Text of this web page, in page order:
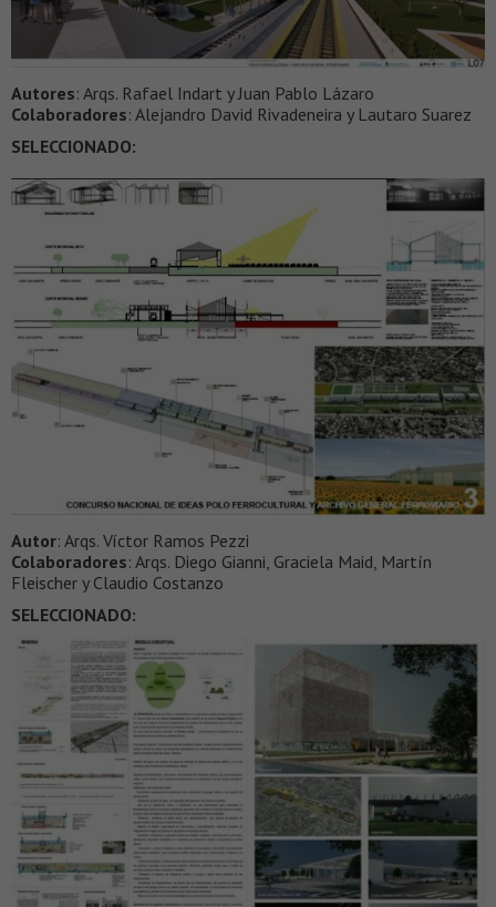
Autores: Arqs. Rafael Indart y Juan Pablo Lázaro
Colaboradores: Alejandro David Rivadeneira y Lautaro Suarez
SELECCIONADO:
Autor: Arqs. Víctor Ramos Pezzi
Colaboradores: Arqs. Diego Gianni, Graciela Maid, Martín
Fleischer y Claudio Costanzo
SELECCIONADO: